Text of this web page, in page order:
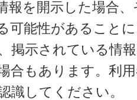
報を開示した場合
可能性があること
掲示されている情
合もあります。利
識してください。